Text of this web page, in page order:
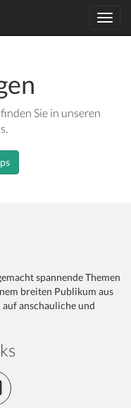
Sie in unseren
spannende Themen
breiten Publikum aus
anschauliche und